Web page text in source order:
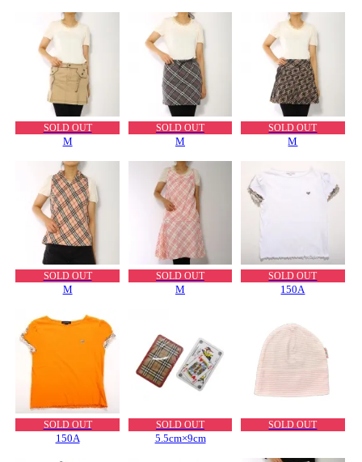
SOLD OUT
M
SOLD OUT
M
SOLD OUT
M
SOLD OUT
M
SOLD OUT
M
SOLD OUT
150A
SOLD OUT
150A
SOLD OUT
5.5cm×9cm
SOLD OUT